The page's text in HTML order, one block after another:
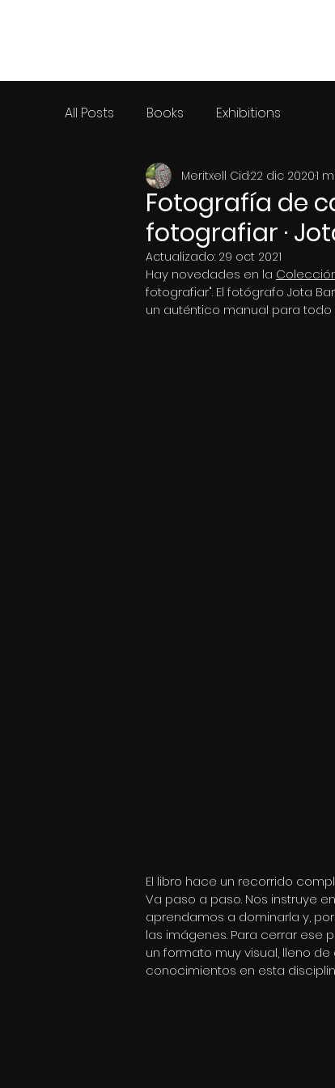
All Posts Books Exhibitions
Fotografía de
fotografiar ·
Meritxell Cid22 dic 20201
Actualizado: 29 oct 2021
Hay novedades en la
fotografiar". El fotógrafo Jota
un auténtico manual para
El libro hace un recorrido
Va paso a paso. Nos instruye
aprendamos a dominarla y,
las imágenes. Para cerrar ese
un formato muy visual, lleno
conocimientos en esta